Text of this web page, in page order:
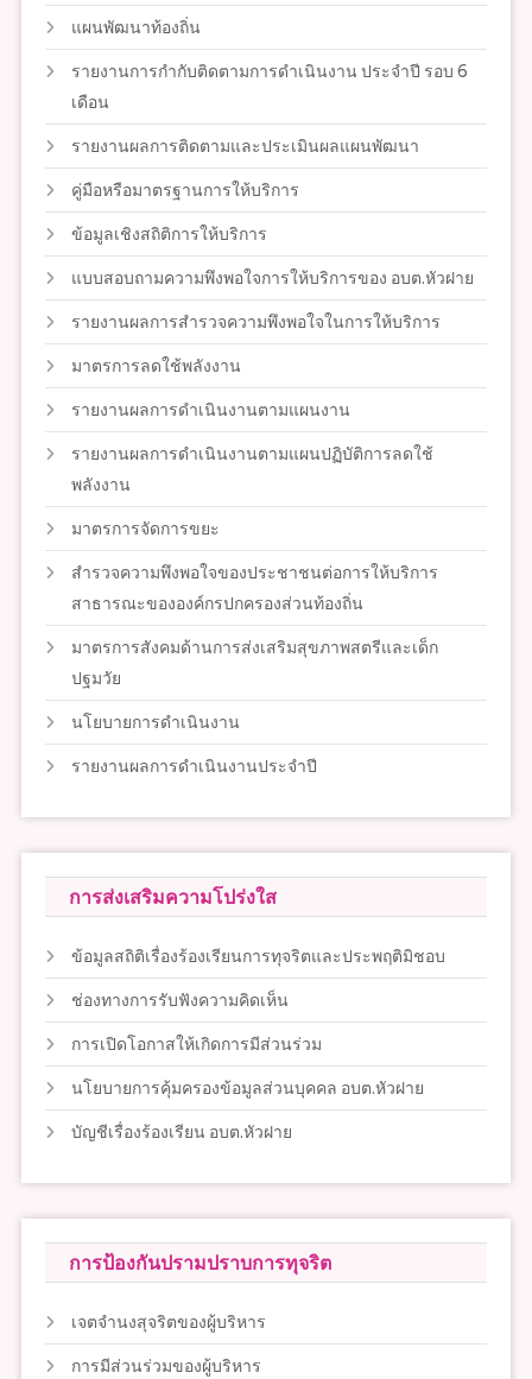
แผนพัฒนาท้องถิ่น
รายงานการกำกับติดตามการดำเนินงาน ประจำปี รอบ 6
เดือน
รายงานผลการติดตามและประเมินผลแผนพัฒนา
คู่มือหรือมาตรฐานการให้บริการ
ข้อมูลเชิงสถิติการให้บริการ
แบบสอบถามความพึงพอใจการให้บริการของ อบต.หัวฝาย
รายงานผลการสำรวจความพึงพอใจในการให้บริการ
มาตรการลดใช้พลังงาน
รายงานผลการดำเนินงานตามแผนงาน
รายงานผลการดำเนินงานตามแผนปฏิบัติการลดใช้
พลังงาน
มาตรการจัดการขยะ
สำรวจความพึงพอใจของประชาชนต่อการให้บริการ
สาธารณะขององค์กรปกครองส่วนท้องถิ่น
มาตรการสังคมด้านการส่งเสริมสุขภาพสตรีและเด็ก
ปฐมวัย
นโยบายการดำเนินงาน
รายงานผลการดำเนินงานประจำปี
การส่งเสริมความโปร่งใส
ข้อมูลสถิติเรื่องร้องเรียนการทุจริตและประพฤติมิชอบ
ช่องทางการรับฟังความคิดเห็น
การเปิดโอกาสให้เกิดการมีส่วนร่วม
นโยบายการคุ้มครองข้อมูลส่วนบุคคล อบต.หัวฝาย
บัญชีเรื่องร้องเรียน อบต.หัวฝาย
การป้องกันปรามปราบการทุจริต
เจตจำนงสุจริตของผู้บริหาร
การมีส่วนร่วมของผู้บริหาร